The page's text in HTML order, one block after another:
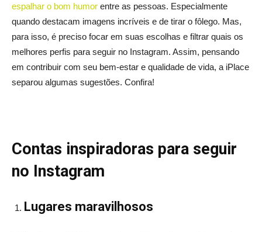
espalhar o bom humor entre as pessoas. Especialmente
quando destacam imagens incríveis e de tirar o fôlego. Mas,
para isso, é preciso focar em suas escolhas e filtrar quais os
melhores perfis para seguir no Instagram. Assim, pensando
em contribuir com seu bem-estar e qualidade de vida, a iPlace
separou algumas sugestões. Confira!
Contas inspiradoras para seguir
no Instagram
Lugares maravilhosos